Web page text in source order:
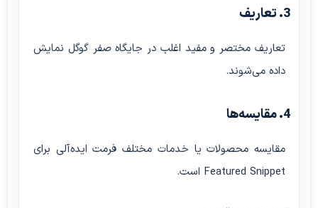
3. تعاریف
تعاریف مختصر و مفید اغلب در جایگاه صفر گوگل نمایش
داده می‌شوند.
4. مقایسه‌ها
مقایسه محصولات یا خدمات مختلف فرمت ایده‌آلی برای
Featured Snippet است.